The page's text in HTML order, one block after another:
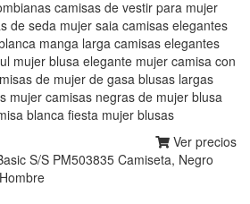
camisas de vestir para mujer
de seda mujer saia camisas elegantes
manga larga camisas elegantes
mujer blusa elegante mujer camisa con
de mujer de gasa blusas largas
mujer camisas negras de mujer blusa
blanca fiesta mujer blusas
Ver precios